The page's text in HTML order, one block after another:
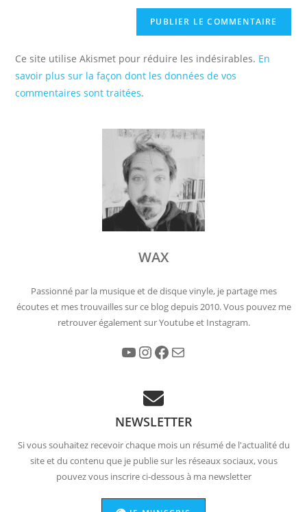
Ce site utilise Akismet pour réduire les indésirables. En
savoir plus sur la façon dont les données de vos
commentaires sont traitées.
WAX
Passionné par la musique et de disque vinyle, je partage mes
écoutes et mes trouvailles sur ce blog depuis 2010. Vous pouvez me
retrouver également sur Youtube et Instagram.
YouTube Instagram Facebook
NEWSLETTER
Si vous souhaitez recevoir chaque mois un résumé de l'actualité du
site et du contenu que je publie sur les réseaux sociaux, vous
pouvez vous inscrire ci-dessous à ma newsletter